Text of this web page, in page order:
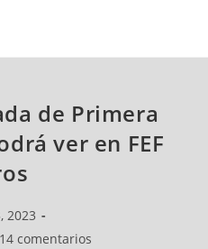
de Primera
ver en FEF
2023
14 comentarios